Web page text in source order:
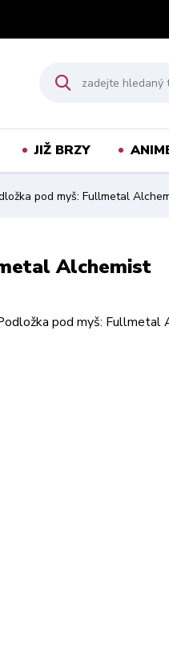
JIŽ BRZY
pod myš: Fullmetal
Alchemist